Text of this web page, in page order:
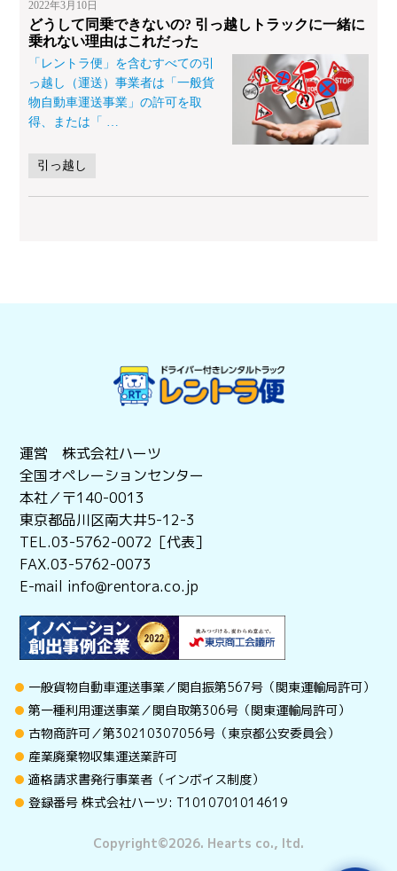
2022年3月10日
どうして同乗できないの? 引っ越しトラックに一緒に
乗れない理由はこれだった
「レントラ便」を含むすべての引
っ越し（運送）事業者は「一般貨
物自動車運送事業」の許可を取
得、または「
引っ越し
運営 株式会社ハーツ
全国オペレーションセンター
本社／〒140-0013
東京都品川区南大井5-12-3
TEL.03-5762-0072［代表］
FAX.03-5762-0073
E-mail info@rentora.co.jp
一般貨物自動車運送事業／関自振第567号（関東運輸局許可）
第一種利用運送事業／関自取第306号（関東運輸局許可）
古物商許可／第30210307056号（東京都公安委員会）
産業廃棄物収集運送業許可
適格請求書発行事業者（インボイス制度）
登録番号 株式会社ハーツ: T1010701014619
Copyright©︎2026. Hearts co., ltd.